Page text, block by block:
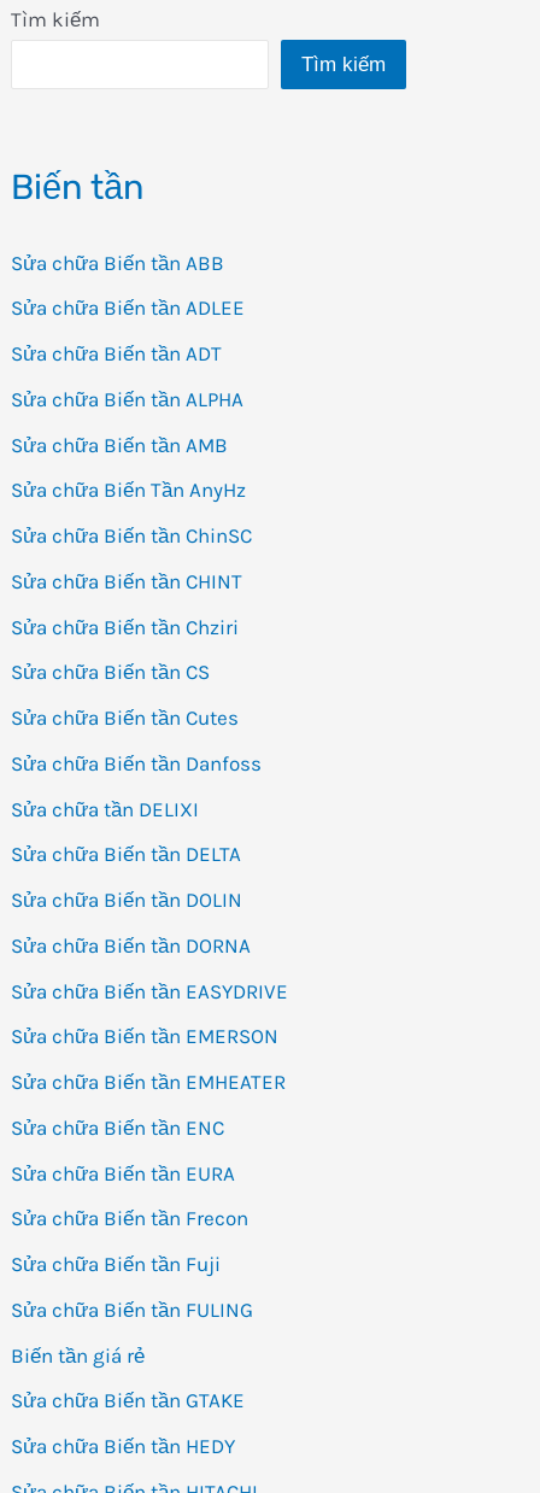
Tìm kiếm
Tìm kiếm
Biến tần
Sửa chữa Biến tần ABB
Sửa chữa Biến tần ADLEE
Sửa chữa Biến tần ADT
Sửa chữa Biến tần ALPHA
Sửa chữa Biến tần AMB
Sửa chữa Biến Tần AnyHz
Sửa chữa Biến tần ChinSC
Sửa chữa Biến tần CHINT
Sửa chữa Biến tần Chziri
Sửa chữa Biến tần CS
Sửa chữa Biến tần Cutes
Sửa chữa Biến tần Danfoss
Sửa chữa tần DELIXI
Sửa chữa Biến tần DELTA
Sửa chữa Biến tần DOLIN
Sửa chữa Biến tần DORNA
Sửa chữa Biến tần EASYDRIVE
Sửa chữa Biến tần EMERSON
Sửa chữa Biến tần EMHEATER
Sửa chữa Biến tần ENC
Sửa chữa Biến tần EURA
Sửa chữa Biến tần Frecon
Sửa chữa Biến tần Fuji
Sửa chữa Biến tần FULING
Biến tần giá rẻ
Sửa chữa Biến tần GTAKE
Sửa chữa Biến tần HEDY